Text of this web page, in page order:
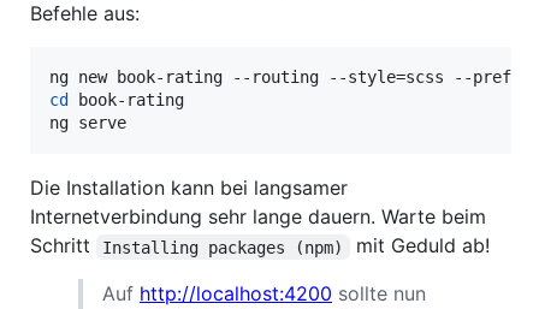
Befehle aus:
cd
book-rating
ng serve
Die Installation kann bei langsamer
Internetverbindung sehr lange dauern. Warte beim
Schritt
Installing packages (npm)
mit Geduld ab!
Auf http://localhost:4200 sollte nun